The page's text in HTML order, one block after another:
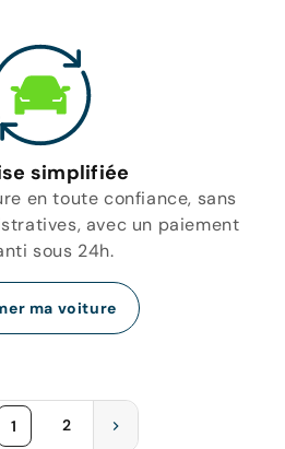
simplifiée
en toute confiance, sans
avec un paiement
sous 24h.
ma voiture
1 2